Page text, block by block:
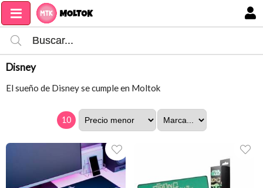
Disney
El sueño de Disney se cumple en Moltok
10